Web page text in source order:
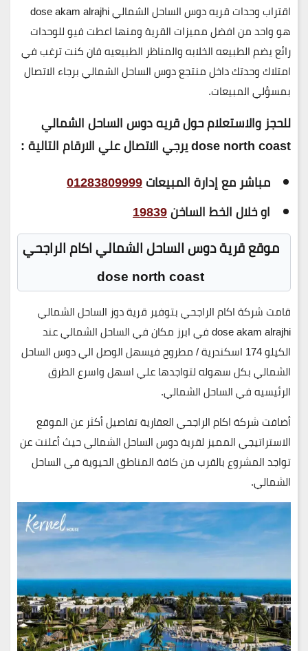
اقتراب وحدات قريه دوس الساحل الشمالي dose akam alrajhi
هو واحد من افضل مميزات القرية ومنها اعطت فيو للوحدات
رائع يضم الطبيعه الخلابه والمناظر الطبيعيه فان كنت ترغب في
امتلاك وحدتك داخل منتجع دوس الساحل الشمالي برجاء الاتصال
بمسؤلي المبيعات.
للحجز والاستعلام حول قريه دوس الساحل الشمالي
dose north coast يرجي الاتصال علي الارقام التالية :
مباشر مع إدارة المبيعات01283809999
او خلال الخط الساخن19839
موقع قرية دوس الساحل الشمالي اكام الراجحي
dose north coast
قامت شركة اكام الراجحي بتوفير قرية دوز الساحل الشمالي
dose akam alrajhi في ابرز مكان في الساحل الشمالي عند
الكيلو 174 اسكندرية / مطروح فيسهل الوصل الي دوس الساحل
الشمالي بكل سهوله لتواجدها علي اسهل واسرع الطرق
الرئيسيه في الساحل الشمالي.
أضافت شركة اكام الراجحي العقارية تفاصيل أكثر عن الموقع
الاستراتيجي المميز لقرية دوس الساحل الشمالي حيث أعلنت عن
تواجد المشروع بالقرب من كافة المناطق الحيوية في الساحل
الشمالي.